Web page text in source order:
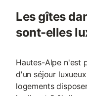
Les gîtes
sont-elles
Hautes-Alpe n'est
d'un séjour
logements